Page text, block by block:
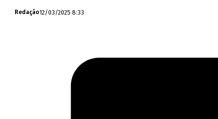
Redação12/03/2025 8:33